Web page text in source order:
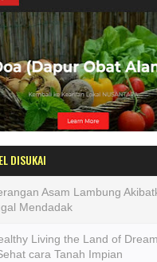
DISUKAI
Asam Lambung
Mendadak
Living the Land of
cara Tanah Impian